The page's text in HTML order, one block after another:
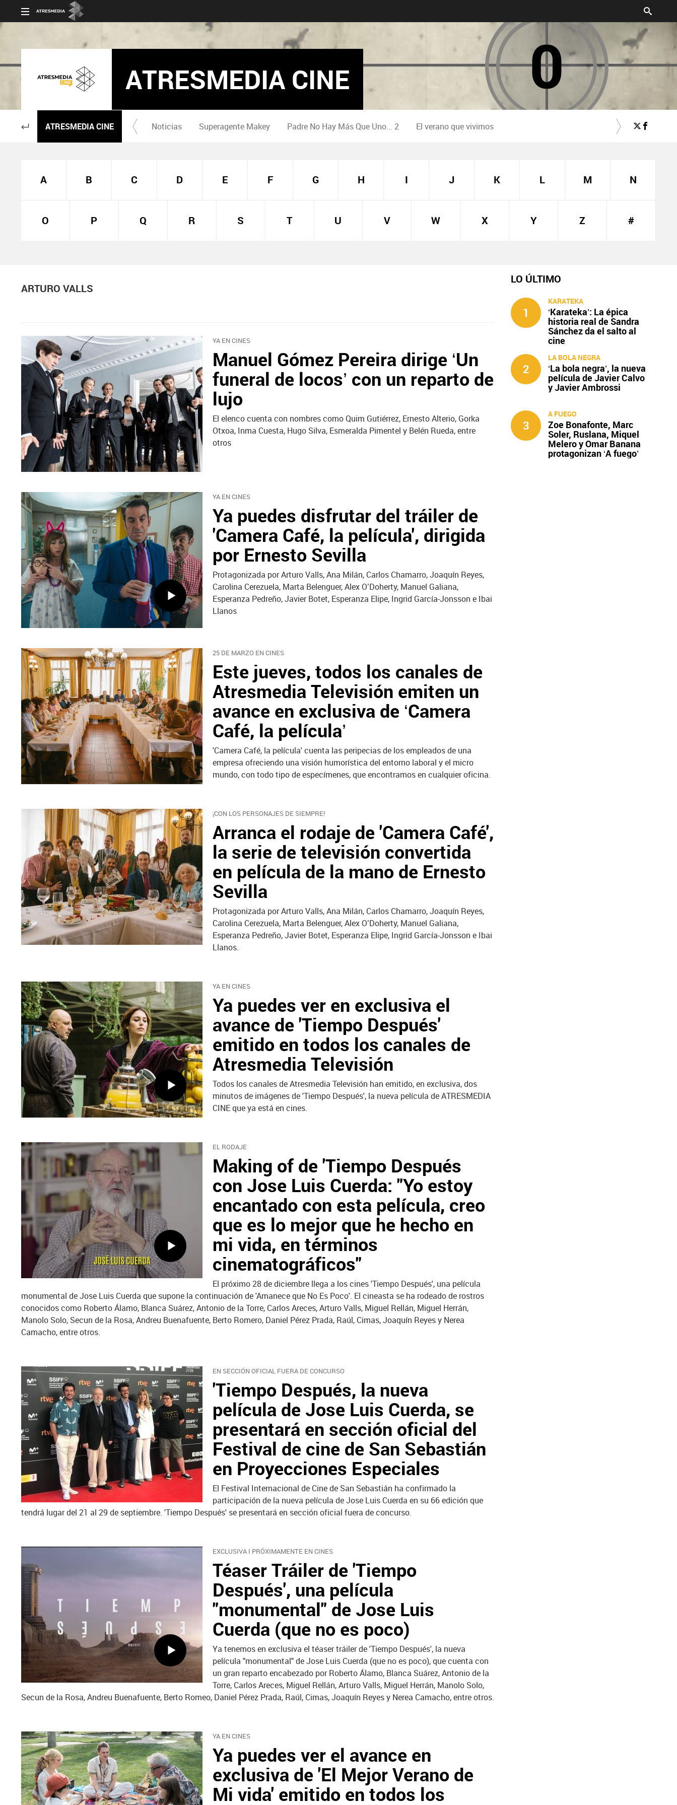
ATRESMEDIA CINE
ATRESMEDIA CINE Noticias Superagente Makey Padre No Hay Más Que Uno... 2 El verano que vivimos
A B C D E F G H I J K L M N
O P Q R S T U V W X Y Z #
ARTURO VALLS
YA EN CINES
Manuel Gómez Pereira dirige ‘Un
funeral de locos’ con un reparto de
lujo
El elenco cuenta con nombres como Quim Gutiérrez, Ernesto Alterio, Gorka
Otxoa, Inma Cuesta, Hugo Silva, Esmeralda Pimentel y Belén Rueda, entre
otros
YA EN CINES
Ya puedes disfrutar del tráiler de
'Camera Café, la película', dirigida
por Ernesto Sevilla
Protagonizada por Arturo Valls, Ana Milán, Carlos Chamarro, Joaquín Reyes,
Carolina Cerezuela, Marta Belenguer, Alex O’Doherty, Manuel Galiana,
Esperanza Pedreño, Javier Botet, Esperanza Elipe, Ingrid García-Jonsson e Ibai
Llanos
25 DE MARZO EN CINES
Este jueves, todos los canales de
Atresmedia Televisión emiten un
avance en exclusiva de ‘Camera
Café, la película’
'Camera Café, la película' cuenta las peripecias de los empleados de una
empresa ofreciendo una visión humorística del entorno laboral y el micro
mundo, con todo tipo de especímenes, que encontramos en cualquier oficina.
¡CON LOS PERSONAJES DE SIEMPRE!
Arranca el rodaje de 'Camera Café',
la serie de televisión convertida
en película de la mano de Ernesto
Sevilla
Protagonizada por Arturo Valls, Ana Milán, Carlos Chamarro, Joaquín Reyes,
Carolina Cerezuela, Marta Belenguer, Alex O’Doherty, Manuel Galiana,
Esperanza Pedreño, Javier Botet, Esperanza Elipe, Ingrid García-Jonsson e Ibai
Llanos.
YA EN CINES
Ya puedes ver en exclusiva el
avance de 'Tiempo Después'
emitido en todos los canales de
Atresmedia Televisión
Todos los canales de Atresmedia Televisión han emitido, en exclusiva, dos
minutos de imágenes de 'Tiempo Después', la nueva película de ATRESMEDIA
CINE que ya está en cines.
EL RODAJE
Making of de 'Tiempo Después
con Jose Luis Cuerda: "Yo estoy
encantado con esta película, creo
que es lo mejor que he hecho en
mi vida, en términos
cinematográficos"
El próximo 28 de diciembre llega a los cines 'Tiempo Después', una película
monumental de Jose Luis Cuerda que supone la continuación de 'Amanece que No Es Poco'. El cineasta se ha rodeado de rostros
conocidos como Roberto Álamo, Blanca Suárez, Antonio de la Torre, Carlos Areces, Arturo Valls, Miguel Rellán, Miguel Herrán,
Manolo Solo, Secun de la Rosa, Andreu Buenafuente, Berto Romero, Daniel Pérez Prada, Raúl, Cimas, Joaquín Reyes y Nerea
Camacho, entre otros.
EN SECCIÓN OFICIAL FUERA DE CONCURSO
'Tiempo Después, la nueva
película de Jose Luis Cuerda, se
presentará en sección oficial del
Festival de cine de San Sebastián
en Proyecciones Especiales
El Festival Internacional de Cine de San Sebastián ha confirmado la
participación de la nueva película de Jose Luis Cuerda en su 66 edición que
tendrá lugar del 21 al 29 de septiembre. 'Tiempo Después' se presentará en sección oficial fuera de concurso.
EXCLUSIVA I PRÓXIMAMENTE EN CINES
Téaser Tráiler de 'Tiempo
Después', una película
"monumental" de Jose Luis
Cuerda (que no es poco)
Ya tenemos en exclusiva el téaser tráiler de 'Tiempo Después', la nueva
película "monumental" de Jose Luis Cuerda (que no es poco), que cuenta con
un gran reparto encabezado por Roberto Álamo, Blanca Suárez, Antonio de la
Torre, Carlos Areces, Miguel Rellán, Arturo Valls, Miguel Herrán, Manolo Solo,
Secun de la Rosa, Andreu Buenafuente, Berto Romeo, Daniel Pérez Prada, Raúl, Cimas, Joaquín Reyes y Nerea Camacho, entre otros.
YA EN CINES
Ya puedes ver el avance en
exclusiva de 'El Mejor Verano de
Mi vida' emitido en todos los
LO ÚLTIMO
1
KARATEKA
‘Karateka’: La épica
historia real de Sandra
Sánchez da el salto al
cine
2
LA BOLA NEGRA
‘La bola negra’, la nueva
película de Javier Calvo
y Javier Ambrossi
3
A FUEGO
Zoe Bonafonte, Marc
Soler, Ruslana, Miquel
Melero y Omar Banana
protagonizan ‘A fuego’